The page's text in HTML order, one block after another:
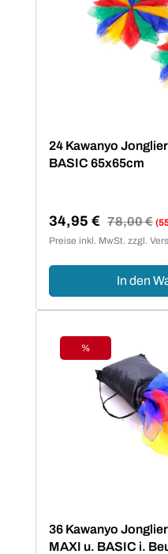
24 Kawanyo
BASIC 65x65cm
Verkaufspreis:
34,95 € Regulärer
78,00 €
Preise inkl. MwSt. zzgl.
In den
Rabatt
%
36 Kawanyo
MAXI u. BASIC i.